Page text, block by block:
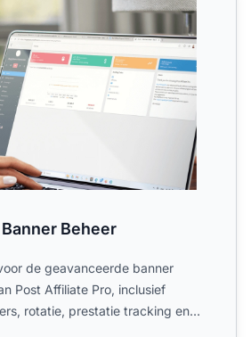
Beheer
de geavanceerde banner
Post Affiliate Pro, inclusief
rotatie, prestatie tracking en